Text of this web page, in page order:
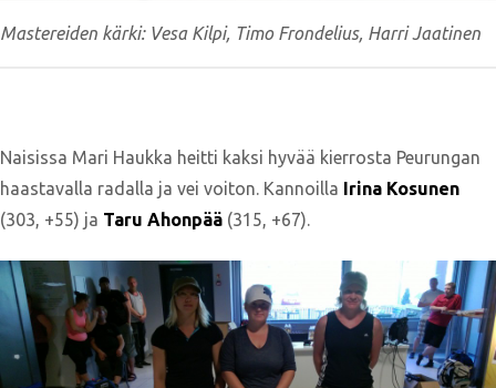
Mastereiden kärki: Vesa Kilpi, Timo Frondelius, Harri Jaatinen
Naisissa Mari Haukka heitti kaksi hyvää kierrosta Peurungan
haastavalla radalla ja vei voiton. Kannoilla
Irina Kosunen
(303, +55) ja Taru Ahonpää (315, +67).